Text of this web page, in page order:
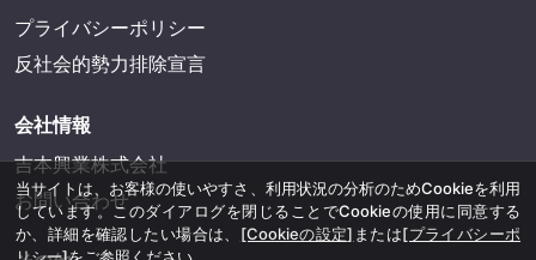
プライバシーポリシー
反社会的勢力排除宣言
会社情報
吉本興業株式会社
お問い合わせ
当サイトは、お客様の使いやすさ、利用状況の分析のためCookieを利用
しています。このダイアログを閉じることでCookieの使用に同意する
か、詳細を確認したい場合は、 [Cookieの設定] または[プライバシーポ